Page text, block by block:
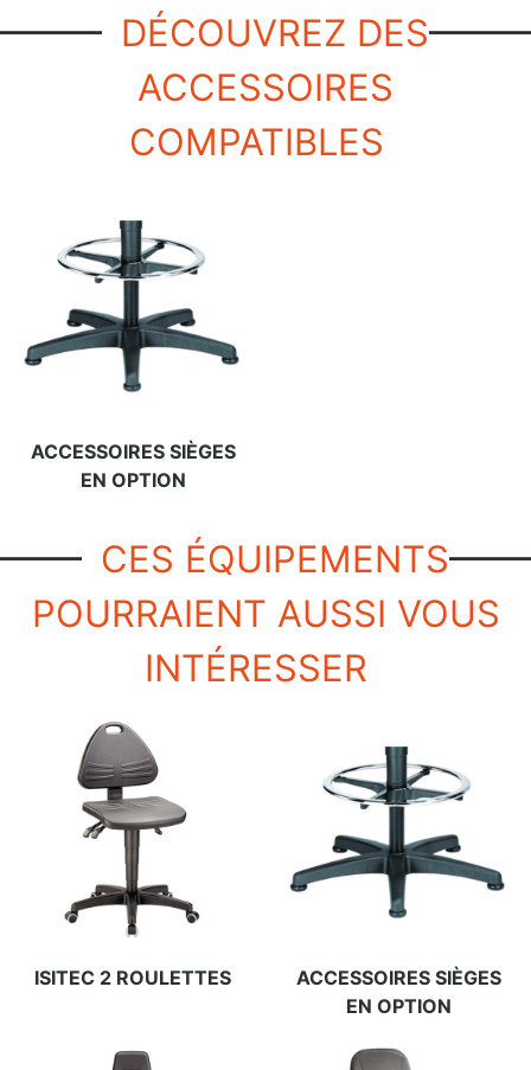
DÉCOUVREZ DES
ACCESSOIRES
COMPATIBLES
ACCESSOIRES SIÈGES
EN OPTION
CES ÉQUIPEMENTS
POURRAIENT AUSSI VOUS
INTÉRESSER
ISITEC 2 ROULETTES
ACCESSOIRES SIÈGES
EN OPTION